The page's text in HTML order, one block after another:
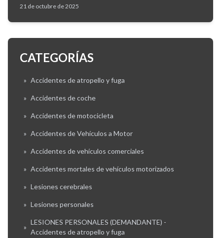
21 de octubre de 2025
CATEGORÍAS
» Accidentes de atropello y fuga
» Accidentes de coche
» Accidentes de motocicleta
» Accidentes de Vehículos a Motor
» Accidentes de vehículos comerciales
» Accidentes mortales de vehículos motorizados
» Lesiones cerebrales
» Lesiones personales
»
LESIONES PERSONALES (DEMANDANTE) -
Accidentes de atropello y fuga